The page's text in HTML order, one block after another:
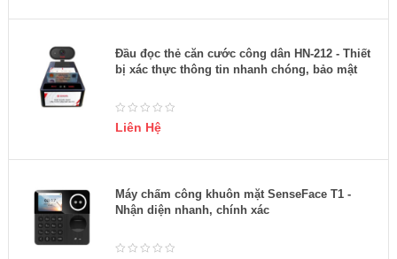
Đầu đọc thẻ căn cước công dân HN-212 - Thiết
bị xác thực thông tin nhanh chóng, bảo mật
Liên Hệ
Máy chấm công khuôn mặt SenseFace T1 -
Nhận diện nhanh, chính xác